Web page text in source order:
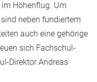
Höhenflug. Um
neben fundiertem
auch eine gehörige
sich Fachschul-
Direktor Andreas